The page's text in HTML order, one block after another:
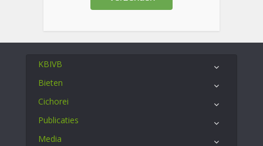
KBIVB
Bieten
Cichorei
Publicaties
Media